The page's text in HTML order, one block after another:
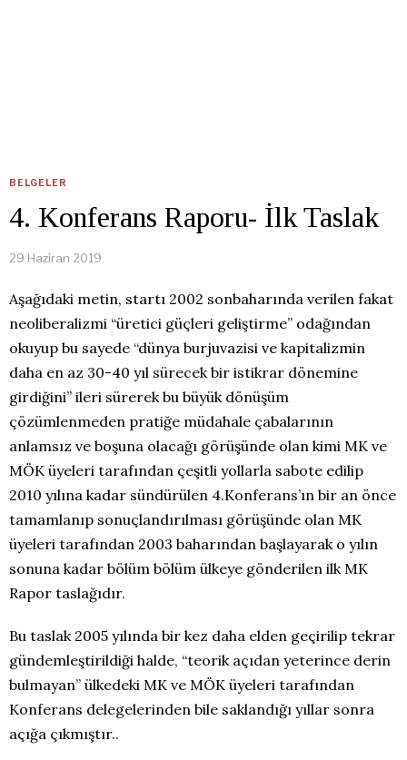
BELGELER
4. Konferans Raporu- İlk Taslak
29 Haziran 2019
Aşağıdaki metin, startı 2002 sonbaharında verilen fakat
neoliberalizmi “üretici güçleri geliştirme” odağından
okuyup bu sayede “dünya burjuvazisi ve kapitalizmin
daha en az 30-40 yıl sürecek bir istikrar dönemine
girdiğini” ileri sürerek bu büyük dönüşüm
çözümlenmeden pratiğe müdahale çabalarının
anlamsız ve boşuna olacağı görüşünde olan kimi MK ve
MÖK üyeleri tarafından çeşitli yollarla sabote edilip
2010 yılına kadar sündürülen 4.Konferans’ın bir an önce
tamamlanıp sonuçlandırılması görüşünde olan MK
üyeleri tarafından 2003 baharından başlayarak o yılın
sonuna kadar bölüm bölüm ülkeye gönderilen ilk MK
Rapor taslağıdır.
Bu taslak 2005 yılında bir kez daha elden geçirilip tekrar
gündemleştirildiği halde, “teorik açıdan yeterince derin
bulmayan” ülkedeki MK ve MÖK üyeleri tarafından
Konferans delegelerinden bile saklandığı yıllar sonra
açığa çıkmıştır..